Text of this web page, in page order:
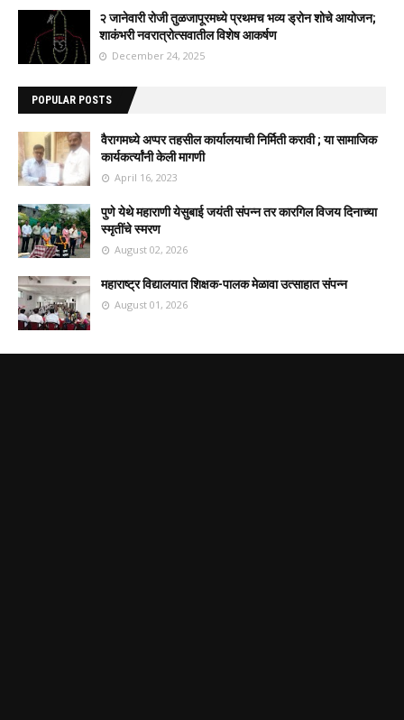
२ जानेवारी रोजी तुळजापूरमध्ये प्रथमच भव्य ड्रोन शोचे आयोजन;
शाकंभरी नवरात्रोत्सवातील विशेष आकर्षण
December 24, 2025
POPULAR POSTS
वैरागमध्ये अप्पर तहसील कार्यालयाची निर्मिती करावी ; या सामाजिक
कार्यकर्त्यांनी केली मागणी
April 16, 2023
पुणे येथे महाराणी येसुबाई जयंती संपन्न तर कारगिल विजय दिनाच्या
स्मृतींचे स्मरण
August 02, 2026
महाराष्ट्र विद्यालयात शिक्षक-पालक मेळावा उत्साहात संपन्न
August 01, 2026